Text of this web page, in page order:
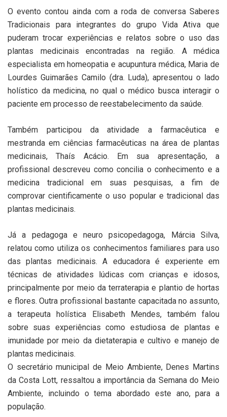
O evento contou ainda com a roda de conversa Saberes
Tradicionais para integrantes do grupo Vida Ativa que
puderam trocar experiências e relatos sobre o uso das
plantas medicinais encontradas na região. A médica
especialista em homeopatia e acupuntura médica, Maria de
Lourdes Guimarães Camilo (dra. Luda), apresentou o lado
holístico da medicina, no qual o médico busca interagir o
paciente em processo de reestabelecimento da saúde.
Também participou da atividade a farmacêutica e
mestranda em ciências farmacêuticas na área de plantas
medicinais, Thaís Acácio. Em sua apresentação, a
profissional descreveu como concilia o conhecimento e a
medicina tradicional em suas pesquisas, a fim de
comprovar cientificamente o uso popular e tradicional das
plantas medicinais.
Já a pedagoga e neuro psicopedagoga, Márcia Silva,
relatou como utiliza os conhecimentos familiares para uso
das plantas medicinais. A educadora é experiente em
técnicas de atividades lúdicas com crianças e idosos,
principalmente por meio da terraterapia e plantio de hortas
e flores. Outra profissional bastante capacitada no assunto,
a terapeuta holística Elisabeth Mendes, também falou
sobre suas experiências como estudiosa de plantas e
imunidade por meio da dietaterapia e cultivo e manejo de
plantas medicinais.
O secretário municipal de Meio Ambiente, Denes Martins
da Costa Lott, ressaltou a importância da Semana do Meio
Ambiente, incluindo o tema abordado este ano, para a
população.